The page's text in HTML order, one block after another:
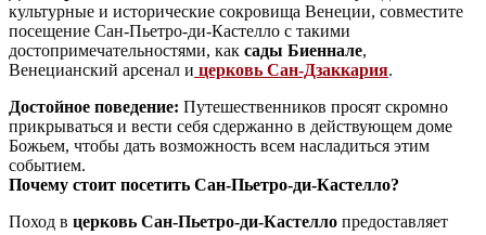
культурные и исторические сокровища Венеции, совместите
посещение Сан-Пьетро-ди-Кастелло с такими
достопримечательностями, как сады Биеннале,
Венецианский арсенал и церковь Сан-Дзаккария.
Достойное поведение: Путешественников просят скромно
прикрываться и вести себя сдержанно в действующем доме
Божьем, чтобы дать возможность всем насладиться этим
событием.
Почему стоит посетить Сан-Пьетро-ди-Кастелло?
Поход в церковь Сан-Пьетро-ди-Кастелло предоставляет